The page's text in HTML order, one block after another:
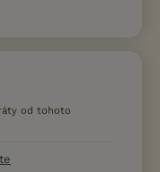
od tohoto